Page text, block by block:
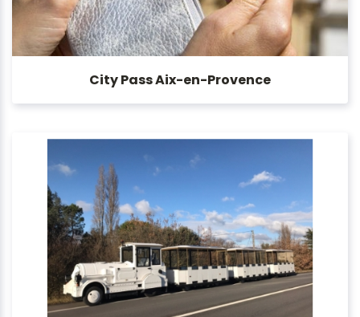
City Pass Aix-en-Provence